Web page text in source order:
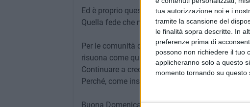
tua autorizzazione noi e i
tramite la scansione del
le finalità sopra descritte. In
preferenze prima di
possono non richiedere il tuo
applicheranno solo a questo
momento tornando su questo
Ed è proprio questa promessa che Papa Leone
Quella fede che non è illusione, ma certezza
Per le comunità di Ruvo e per l'intera diocesi
risuona come qualcosa di più di un ricordo. È
Continuare a credere nel "terzo giorno", anche
Perché, come insegnava don Tonino, è proprio
Buona Domenica delle Palme da VivaNetwork.